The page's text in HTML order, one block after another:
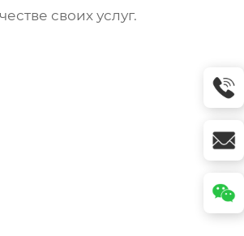
своих услуг.